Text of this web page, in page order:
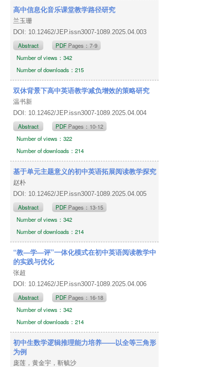
高中信息化音乐课堂教学路径研究
兰玉珊
DOI: 10.12462/JEP.issn3007-1089.2025.04.003
Abstract PDF Pages：7-9
Number of views：342
Number of downloads：215
双休背景下高中英语教学减负增效的策略研究
温书新
DOI: 10.12462/JEP.issn3007-1089.2025.04.004
Abstract PDF Pages：10-12
Number of views：322
Number of downloads：214
基于单元主题意义的初中英语拓展阅读教学探究
赵朴
DOI: 10.12462/JEP.issn3007-1089.2025.04.005
Abstract PDF Pages：13-15
Number of views：342
Number of downloads：214
“教—学—评”一体化模式在初中英语阅读教学中
的实践与优化
张超
DOI: 10.12462/JEP.issn3007-1089.2025.04.006
Abstract PDF Pages：16-18
Number of views：342
Number of downloads：214
初中生数学逻辑推理能力培养——以全等三角形
为例
庞莲，黄金宇，靳毓沙